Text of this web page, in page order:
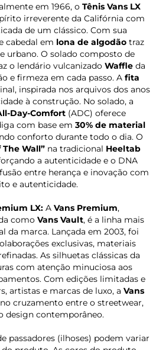
em 1966, o Tênis Vans LX
irreverente da Califórnia com
de um clássico. Com sua
cabedal em lona de algodão traz
urbano. O solado composto de
o lendário vulcanizado Waffleda
e firmeza em cada passo. A fita
inspirada nos arquivos dos anos
à construção. No solado, a
Day-Comfort(ADC) oferece
com base em 30% de material
conforto durante todo o dia. O
The Wall” na tradicional Heeltab
a autenticidade e o DNA
entre herança e inovação com
e autenticidade.
LX:A Vans Premium,
como Vans Vault, é a linha mais
da marca. Lançada em 2003, foi
exclusivas, materiais
As silhuetas clássicas da
com atenção minuciosa aos
Com edições limitadas e
artistas e marcas de luxo, a Vans
cruzamento entre o streetwear,
design contemporâneo.
passadores (ilhoses) podem variar